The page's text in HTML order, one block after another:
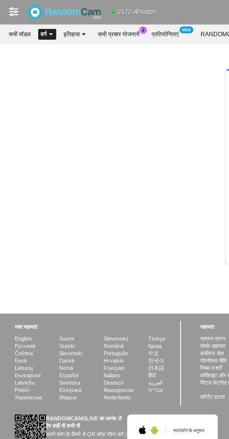
2172 ऑनलाइन
सभी मॉडल वर्ग इतिहास सभी प्रचार योजनायें प्रतियोगिताएं
भाषा सहायता
English
Русский
Čeština
Eesti
Lietuvių
Български
Latviešu
Polski
Українська
Suomi
Srpski
Slovenski
Dansk
Norsk
Español
Svenska
Ελληνικά
Magyar
Slovenský
Română
Português
Hrvatski
Français
Italiano
Deutsch
Македонски
Nederlands
Türkçe
Қазақ
中文
한국어
日本語
हिंदी
العربية
עברית
सहायता
सामान्य प्रश्न
संपर्क सहायता
कंसीयज सेवा
गोपनीयता नीति
नियम व शर्तें
कॉपीराइट और
पैरेंटल कंट्रोल
कॉन्टेंट हटाना
RANDOMCAMSLIVE का आनंद लें
ऐप कहीं भी कभी भी
अपने फ़ोन के कैमरे से QR कोड स्कैन करें।
स्मार्टफ़ोन के अनुरूप